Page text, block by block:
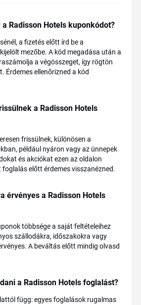
a Radisson Hotels kuponkódot?
a fizetés előtt írd be a
mezőbe. A kód megadása után a
a végösszeget, így rögtön
Érdemes ellenőrizned a kód
a Radisson Hotels
frissülnek, különösen a
például nyáron vagy az ünnepek
és akciókat ezen az oldalon
foglalás előtt érdemes visszanézned.
érvényes a Radisson Hotels
többsége a saját feltételeihez
szállodákra, időszakokra vagy
A beváltás előtt mindig olvasd
a Radisson Hotels foglalást?
függ: egyes foglalások rugalmas